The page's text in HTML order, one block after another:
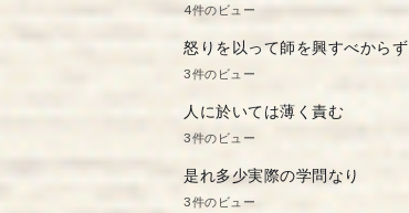
4件のビュー
怒りを以って師を興すべからず
3件のビュー
人に於いては薄く責む
3件のビュー
是れ多少実際の学問なり
3件のビュー